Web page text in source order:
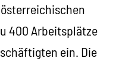
400 Arbeitsplätze
ein. Die